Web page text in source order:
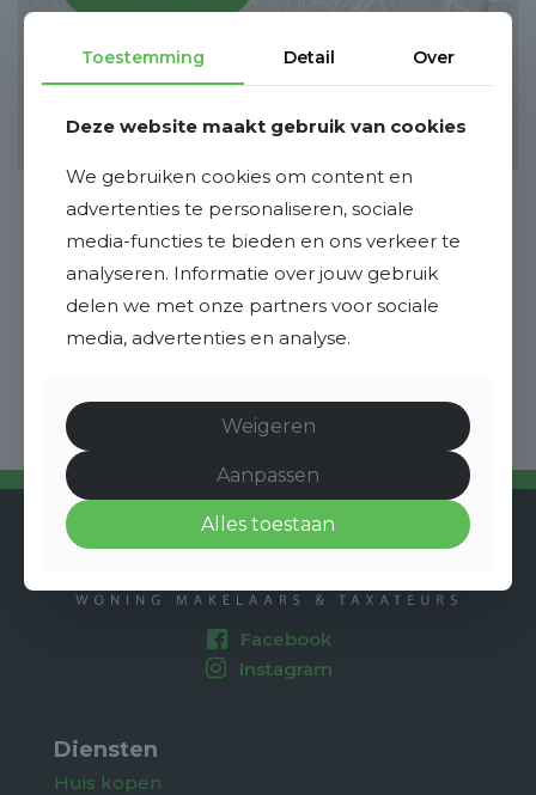
Velden die gemarkeerd zijn met een*zijn
verplichte velden.
Facebook
Instagram
Diensten
Huis kopen
Toestemming Detail Over
Deze website maakt gebruik van cookies
We gebruiken cookies om content en
advertenties te personaliseren, sociale
media-functies te bieden en ons verkeer te
analyseren. Informatie over jouw gebruik
delen we met onze partners voor sociale
media, advertenties en analyse.
Weigeren
Aanpassen
Alles toestaan